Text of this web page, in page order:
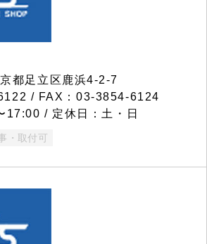
都足立区鹿浜4-2-7
/ FAX：03-3854-6124
17:00 / 定休日：土・日
・取付可